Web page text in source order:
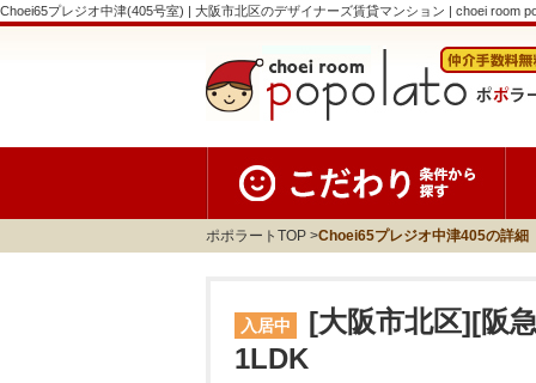
Choei65プレジオ中津(405号室) | 大阪市北区のデザイナーズ賃貸マンション | choei room
ポポラートTOP Choei65プレジオ中津405の詳細
入居中
[大阪市北区][阪
1LDK